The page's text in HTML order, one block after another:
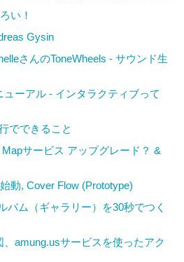
い！
Gysin
さんのToneWheels - サウンド生
ューアル - インタラクティブって
でできること
サービス アップグレード？ &
動, Cover Flow (Prototype)
バム（ギャラリー）を30秒でつく
、amung.usサービスを使ったアク